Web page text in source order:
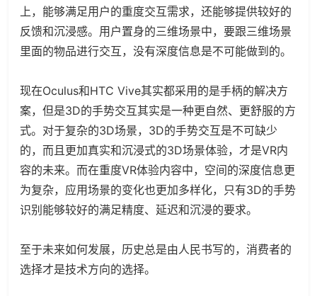
上，能够满足用户的重度交互需求，还能够提供较好的
反馈和沉浸感。用户置身的三维场景中，要跟三维场景
里面的物品进行交互，没有深度信息是不可能做到的。
现在Oculus和HTC Vive其实都采用的是手柄的解决方
案，但是3D的手势交互其实是一种更自然、更舒服的方
式。对于复杂的3D场景，3D的手势交互是不可缺少
的，而且更加真实和沉浸式的3D场景体验，才是VR内
容的未来。而在重度VR体验内容中，空间的深度信息更
为复杂，应用场景的变化也更加多样化，只有3D的手势
识别能够较好的满足精度、延迟和沉浸的要求。
至于未来如何发展，历史总是由人民书写的，消费者的
选择才是技术方向的选择。